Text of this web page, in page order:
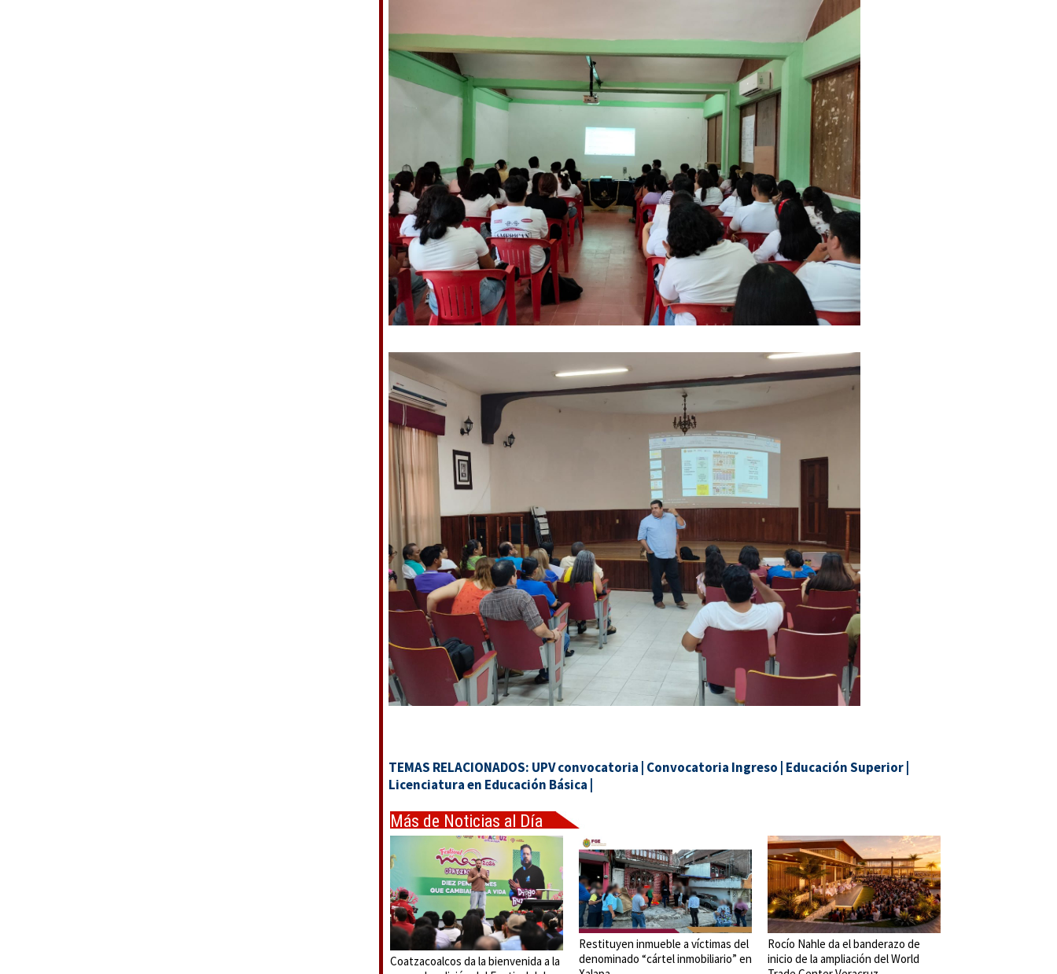
TEMAS RELACIONADOS: UPV convocatoria Convocatoria Ingreso Educación Superior
Licenciatura en Educación Básica
Más de Noticias al Día
Coatzacoalcos da la bienvenida a la
Restituyen inmueble a víctimas del
denominado “cártel inmobiliario” en
Rocío Nahle da el banderazo de
inicio de la ampliación del World